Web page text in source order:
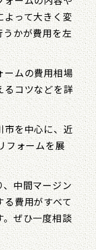
よって大きく変
かが費用を左
ームの費用相場
るコツなどを詳
市を中心に、近
フォームを展
中間マージン
費用がすべて
ぜひ一度相談